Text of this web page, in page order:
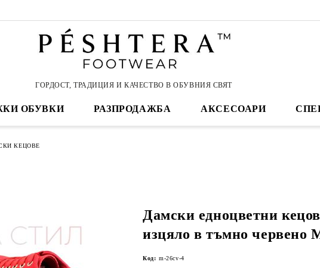
ГОРДОСТ, ТРАДИЦИЯ И КАЧЕСТВО В ОБУВНИЯ СВЯТ
ОБУВКИ РАЗПРОДАЖБА АКСЕСОАРИ
КЕЦОВЕ
Дамски едноцветни
изцяло в тъмно червено
Код: m-26cv-4